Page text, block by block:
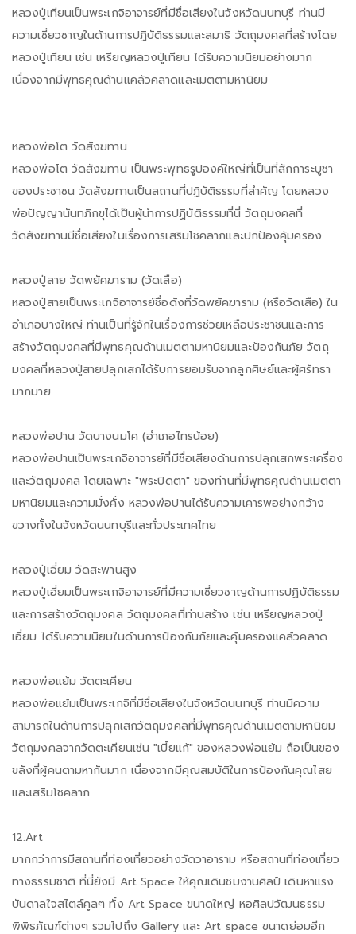
หลวงปู่เทียนเป็นพระเกจิอาจารย์ที่มีชื่อเสียงในจังหวัดนนทบุรี ท่านมี
ความเชี่ยวชาญในด้านการปฏิบัติธรรมและสมาธิ วัตถุมงคลที่สร้างโดย
หลวงปู่เทียน เช่น เหรียญหลวงปู่เทียน ได้รับความนิยมอย่างมาก
เนื่องจากมีพุทธคุณด้านแคล้วคลาดและเมตตามหานิยม
หลวงพ่อโต วัดสังฆทาน
หลวงพ่อโต วัดสังฆทาน เป็นพระพุทธรูปองค์ใหญ่ที่เป็นที่สักการะบูชา
ของประชาชน วัดสังฆทานเป็นสถานที่ปฏิบัติธรรมที่สำคัญ โดยหลวง
พ่อปัญญานันทภิกขุได้เป็นผู้นำการปฏิบัติธรรมที่นี่ วัตถุมงคลที่
วัดสังฆทานมีชื่อเสียงในเรื่องการเสริมโชคลาภและปกป้องคุ้มครอง
หลวงปู่สาย วัดพยัคฆาราม (วัดเสือ)
หลวงปู่สายเป็นพระเกจิอาจารย์ชื่อดังที่วัดพยัคฆาราม (หรือวัดเสือ) ใน
อำเภอบางใหญ่ ท่านเป็นที่รู้จักในเรื่องการช่วยเหลือประชาชนและการ
สร้างวัตถุมงคลที่มีพุทธคุณด้านเมตตามหานิยมและป้องกันภัย วัตถุ
มงคลที่หลวงปู่สายปลุกเสกได้รับการยอมรับจากลูกศิษย์และผู้ศรัทธา
มากมาย
หลวงพ่อปาน วัดบางนมโค (อำเภอไทรน้อย)
หลวงพ่อปานเป็นพระเกจิอาจารย์ที่มีชื่อเสียงด้านการปลุกเสกพระเครื่อง
และวัตถุมงคล โดยเฉพาะ "พระปิดตา" ของท่านที่มีพุทธคุณด้านเมตตา
มหานิยมและความมั่งคั่ง หลวงพ่อปานได้รับความเคารพอย่างกว้าง
ขวางทั้งในจังหวัดนนทบุรีและทั่วประเทศไทย
หลวงปู่เอี่ยม วัดสะพานสูง
หลวงปู่เอี่ยมเป็นพระเกจิอาจารย์ที่มีความเชี่ยวชาญด้านการปฏิบัติธรรม
และการสร้างวัตถุมงคล วัตถุมงคลที่ท่านสร้าง เช่น เหรียญหลวงปู่
เอี่ยม ได้รับความนิยมในด้านการป้องกันภัยและคุ้มครองแคล้วคลาด
หลวงพ่อแย้ม วัดตะเคียน
หลวงพ่อแย้มเป็นพระเกจิที่มีชื่อเสียงในจังหวัดนนทบุรี ท่านมีความ
สามารถในด้านการปลุกเสกวัตถุมงคลที่มีพุทธคุณด้านเมตตามหานิยม
วัตถุมงคลจากวัดตะเคียนเช่น "เบี้ยแก้" ของหลวงพ่อแย้ม ถือเป็นของ
ขลังที่ผู้คนตามหากันมาก เนื่องจากมีคุณสมบัติในการป้องกันคุณไสย
และเสริมโชคลาภ
12.Art
มากกว่าการมีสถานที่ท่องเที่ยวอย่างวัดวาอาราม หรือสถานที่ท่องเที่ยว
ทางธรรมชาติ ที่นี่ยังมี Art Space ให้คุณเดินชมงานศิลป์ เดินหาแรง
บันดาลใจสไตล์คูลๆ ทั้ง Art Space ขนาดใหญ่ หอศิลปวัฒนธรรม
พิพิธภัณฑ์ต่างๆ รวมไปถึง Gallery และ Art space ขนาดย่อมอีก